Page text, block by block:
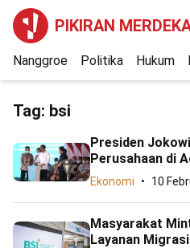
PIKIRAN
Nanggroe Politika Hukum
Tag: bsi
Presiden
Perusahaan di
Ekonomi 10
Masyarakat
Layanan Migrasi